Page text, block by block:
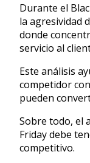
Durante el
la agresividad
donde
servicio al
Este análisis
competidor
pueden
Sobre todo, el
Friday debe
competitivo.